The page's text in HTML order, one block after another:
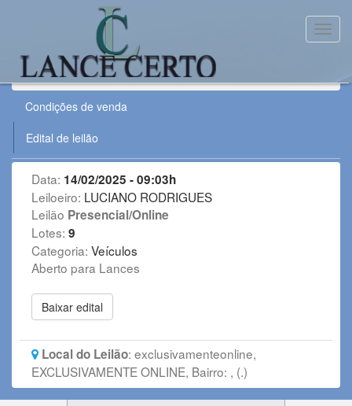
Leilão:1402CTTUSU
Condições de venda
Edital de leilão
Data: 14/02/2025 - 09:03h
Leiloeiro: LUCIANO RODRIGUES
Leilão Presencial/Online
Lotes: 9
Categoria: Veículos
Aberto para Lances
Baixar edital
Local do Leilão: exclusivamenteonline,
EXCLUSIVAMENTE ONLINE, Bairro: , (.)